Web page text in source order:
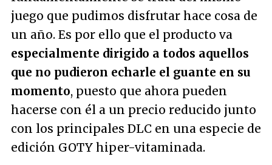
juego que pudimos disfrutar hace cosa de
un año. Es por ello que el producto va
especialmente dirigido a todos aquellos
que no pudieron echarle el guante en su
momento, puesto que ahora pueden
hacerse con él a un precio reducido junto
con los principales DLC en una especie de
edición GOTY hiper-vitaminada.